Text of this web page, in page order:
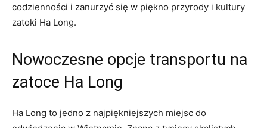
codzienności i zanurzyć‌ się w piękno przyrody i ⁤kultury
‍zatoki Ha Long.
Nowoczesne opcje ⁢transportu na
zatoce Ha Long
Ha Long to jedno z najpiękniejszych miejsc do